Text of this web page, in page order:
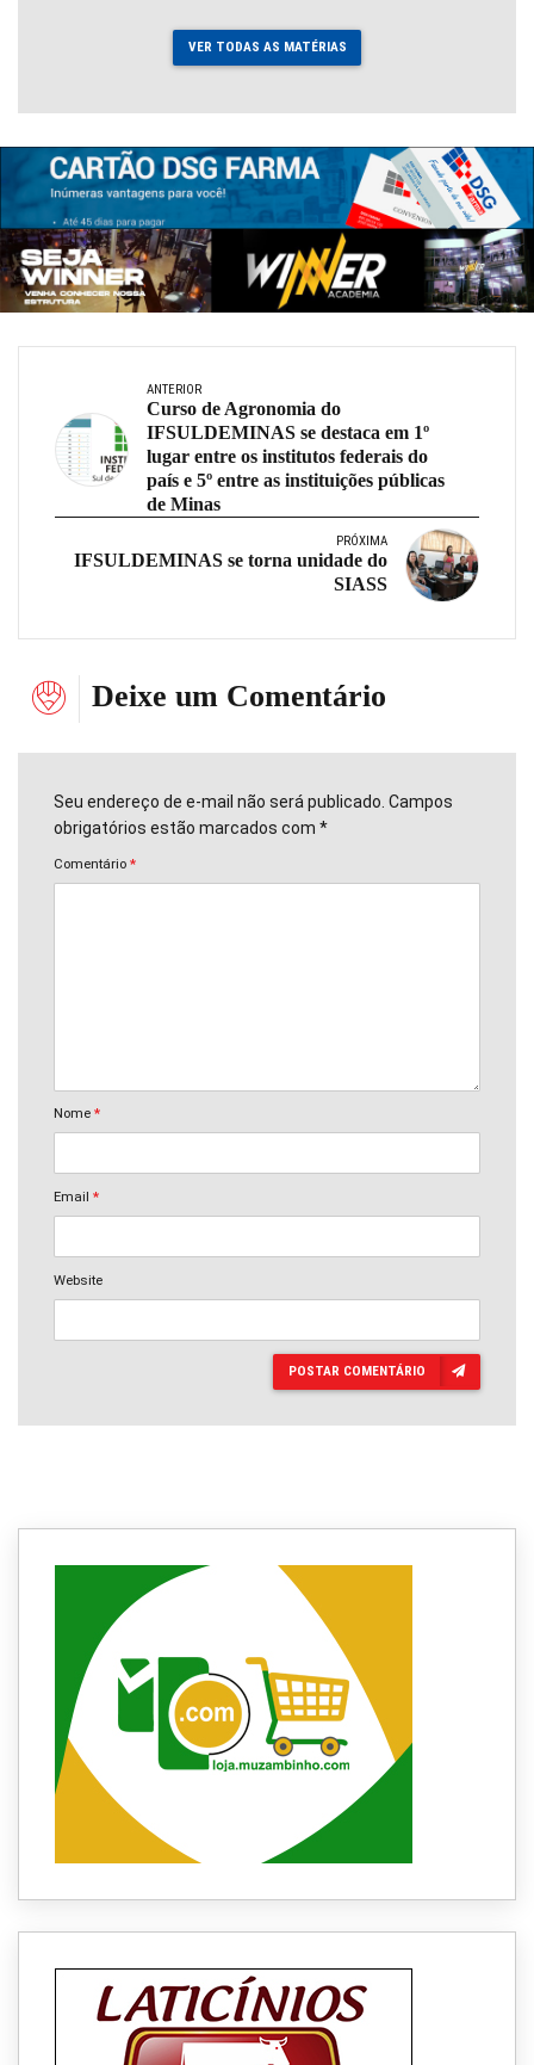
VER TODAS AS MATÉRIAS
ANTERIOR
Curso de Agronomia do
IFSULDEMINAS se destaca em 1º
lugar entre os institutos federais do
país e 5º entre as instituições públicas
de Minas
PRÓXIMA
IFSULDEMINAS se torna unidade do
SIASS
Deixe um Comentário
Seu endereço de e-mail não será publicado. Campos
obrigatórios estão marcados com *
Comentário *
Nome *
Email *
Website
POSTAR COMENTÁRIO